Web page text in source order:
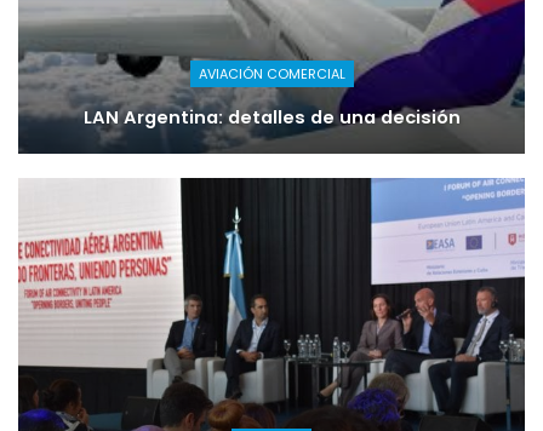
AVIACIÓN COMERCIAL
LAN Argentina: detalles de una decisión